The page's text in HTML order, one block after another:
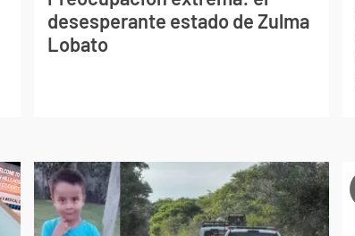
desesperante estado de Zulma
Lobato